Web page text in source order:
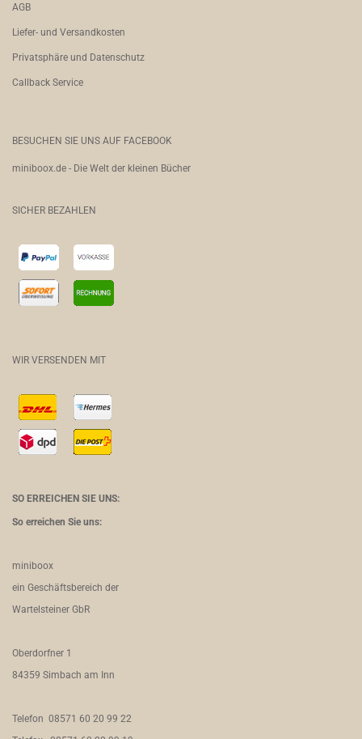
AGB
Liefer- und Versandkosten
Privatsphäre und Datenschutz
Callback Service
BESUCHEN SIE UNS AUF FACEBOOK
miniboox.de - Die Welt der kleinen Bücher
SICHER BEZAHLEN
WIR VERSENDEN MIT
SO ERREICHEN SIE UNS:
So erreichen Sie uns:
miniboox
ein Geschäftsbereich der
Wartelsteiner GbR
Oberdorfner 1
84359 Simbach am Inn
Telefon 08571 60 20 99 22